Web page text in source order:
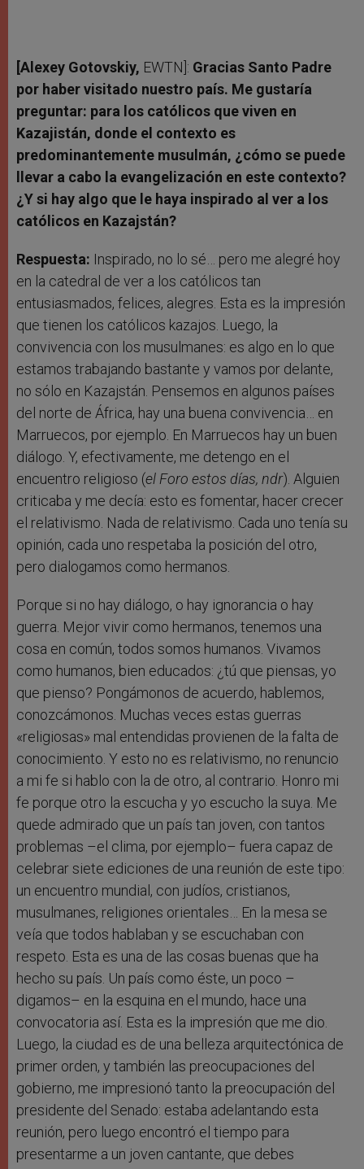
[Alexey Gotovskiy, EWTN]: Gracias Santo Padre
por haber visitado nuestro país. Me gustaría
preguntar: para los católicos que viven en
Kazajistán, donde el contexto es
predominantemente musulmán, ¿cómo se puede
llevar a cabo la evangelización en este contexto?
¿Y si hay algo que le haya inspirado al ver a los
católicos en Kazajstán?
Respuesta: Inspirado, no lo sé… pero me alegré hoy
en la catedral de ver a los católicos tan
entusiasmados, felices, alegres. Esta es la impresión
que tienen los católicos kazajos. Luego, la
convivencia con los musulmanes: es algo en lo que
estamos trabajando bastante y vamos por delante,
no sólo en Kazajstán. Pensemos en algunos países
del norte de África, hay una buena convivencia… en
Marruecos, por ejemplo. En Marruecos hay un buen
diálogo. Y, efectivamente, me detengo en el
encuentro religioso (el Foro estos días, ndr). Alguien
criticaba y me decía: esto es fomentar, hacer crecer
el relativismo. Nada de relativismo. Cada uno tenía su
opinión, cada uno respetaba la posición del otro,
pero dialogamos como hermanos.
Porque si no hay diálogo, o hay ignorancia o hay
guerra. Mejor vivir como hermanos, tenemos una
cosa en común, todos somos humanos. Vivamos
como humanos, bien educados: ¿tú que piensas, yo
que pienso? Pongámonos de acuerdo, hablemos,
conozcámonos. Muchas veces estas guerras
«religiosas» mal entendidas provienen de la falta de
conocimiento. Y esto no es relativismo, no renuncio
a mi fe si hablo con la de otro, al contrario. Honro mi
fe porque otro la escucha y yo escucho la suya. Me
quede admirado que un país tan joven, con tantos
problemas –el clima, por ejemplo– fuera capaz de
celebrar siete ediciones de una reunión de este tipo:
un encuentro mundial, con judíos, cristianos,
musulmanes, religiones orientales… En la mesa se
veía que todos hablaban y se escuchaban con
respeto. Esta es una de las cosas buenas que ha
hecho su país. Un país como éste, un poco –
digamos– en la esquina en el mundo, hace una
convocatoria así. Esta es la impresión que me dio.
Luego, la ciudad es de una belleza arquitectónica de
primer orden, y también las preocupaciones del
gobierno, me impresionó tanto la preocupación del
presidente del Senado: estaba adelantando esta
reunión, pero luego encontró el tiempo para
presentarme a un joven cantante, que debes